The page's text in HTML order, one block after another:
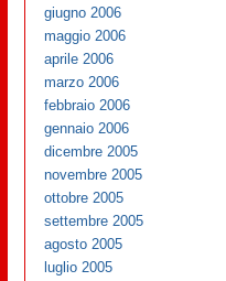
giugno 2006
maggio 2006
aprile 2006
marzo 2006
febbraio 2006
gennaio 2006
dicembre 2005
novembre 2005
ottobre 2005
settembre 2005
agosto 2005
luglio 2005